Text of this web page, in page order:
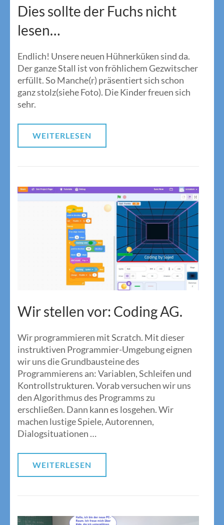
Dies sollte der Fuchs nicht
lesen…
Endlich! Unsere neuen Hühnerküken sind da.
Der ganze Stall ist von fröhlichem Gezwitscher
erfüllt. So Manche(r) präsentiert sich schon
ganz stolz(siehe Foto). Die Kinder freuen sich
sehr.
WEITERLESEN
Wir stellen vor: Coding AG.
Wir programmieren mit Scratch. Mit dieser
instruktiven Programmier-Umgebung eignen
wir uns die Grundbausteine des
Programmierens an: Variablen, Schleifen und
Kontrollstrukturen. Vorab versuchen wir uns
den Algorithmus des Programms zu
erschließen. Dann kann es losgehen. Wir
machen lustige Spiele, Autorennen,
Dialogsituationen …
WEITERLESEN